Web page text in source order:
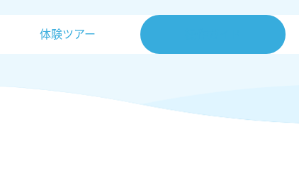
体験ツアー